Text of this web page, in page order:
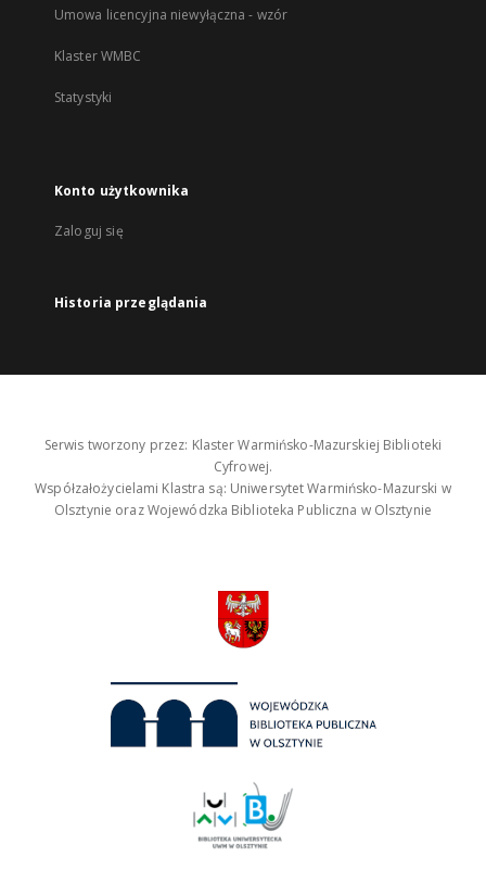
Umowa licencyjna niewyłączna - wzór
Klaster WMBC
Statystyki
Konto użytkownika
Zaloguj się
Historia przeglądania
Serwis tworzony przez: Klaster Warmińsko-Mazurskiej Biblioteki
Cyfrowej.
Współzałożycielami Klastra są: Uniwersytet Warmińsko-Mazurski w
Olsztynie oraz Wojewódzka Biblioteka Publiczna w Olsztynie